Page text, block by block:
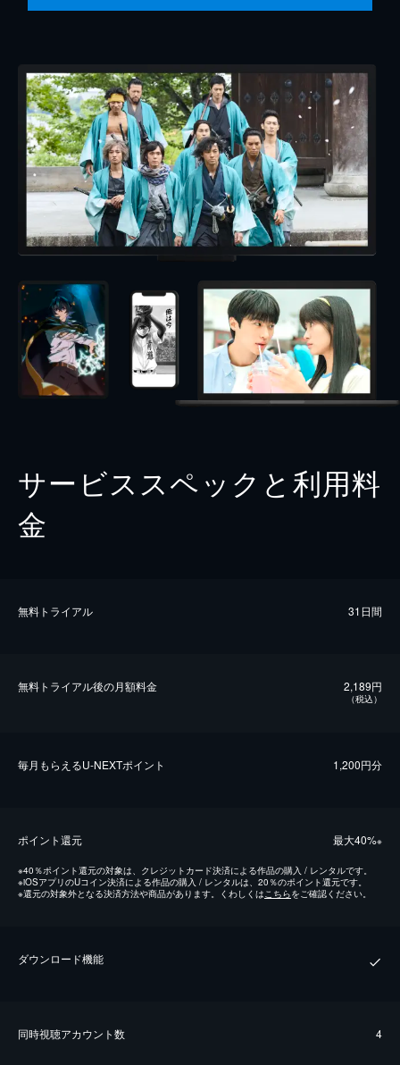
サービススペックと利用料
金
無料トライアル 31日間
無料トライアル後の⽉額料金 2,189円
（税込）
毎⽉もらえるU-NEXTポイント 1,200円分
ポイント還元 最⼤40%※
※40％ポイント還元の対象は、クレジットカード決済による作品の購入 / レンタルです。
※iOSアプリのUコイン決済による作品の購入 / レンタルは、20％のポイント還元です。
※還元の対象外となる決済方法や商品があります。くわしくはこちらをご確認ください。
ダウンロード機能
同時視聴アカウント数 4